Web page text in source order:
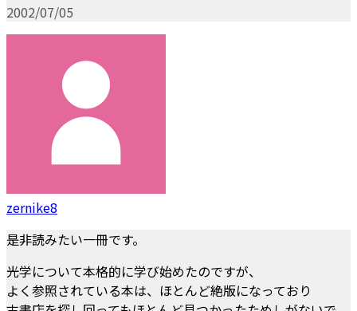
2002/07/05
zernike8
是非読みたい一冊です。
光学について本格的に学び始めたのですが、
よく参照されている本は、ほとんど絶版になっており